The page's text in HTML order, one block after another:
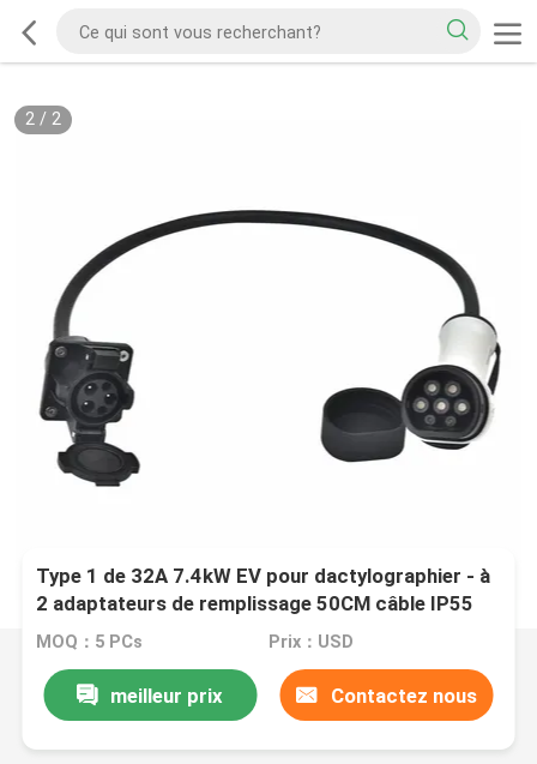
2/ 2
Type 1 de 32A 7.4kW EV pour dactylographier - à
2 adaptateurs de remplissage 50CM câble IP55
MOQ：5 PCs Prix：USD
meilleur prix Contactez nous